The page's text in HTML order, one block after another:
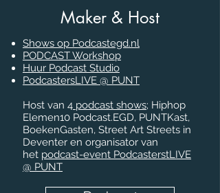
Maker & Host
Shows op Podcastegd.nl
PODCAST Workshop
Huur Podcast Studio
PodcastersLIVE @ PUNT
Host van 4 podcast shows; Hiphop
Elemen10 Podcast.EGD, PUNTKast,
BoekenGasten, Street Art Streets in
Deventer en organisator van
het podcast-event PodcasterstLIVE
@ PUNT